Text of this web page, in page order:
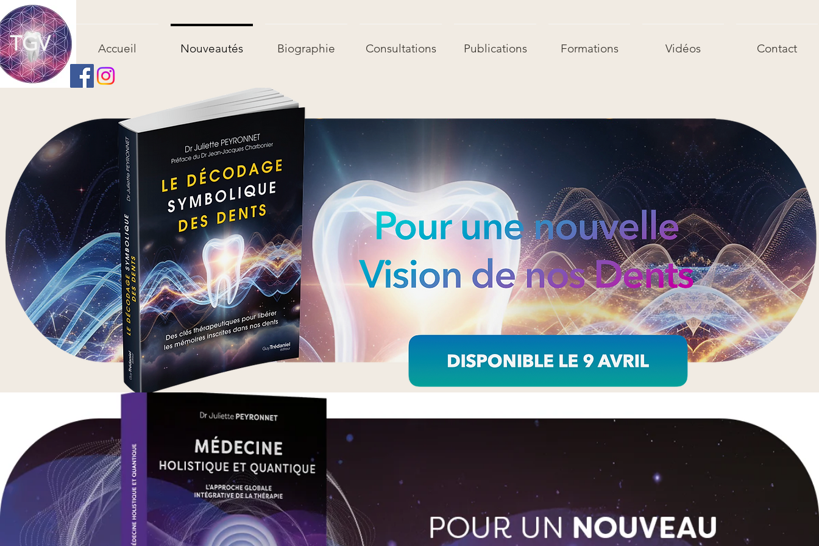
TGV Accueil Nouveautés Biographie Consultations Publications Formations Vidéos Contact